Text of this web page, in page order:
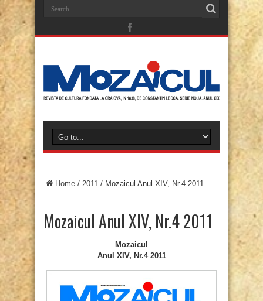
Home / 2011 / Mozaicul Anul XIV, Nr.4 2011
Mozaicul Anul XIV, Nr.4 2011
Mozaicul
Anul XIV, Nr.4 2011